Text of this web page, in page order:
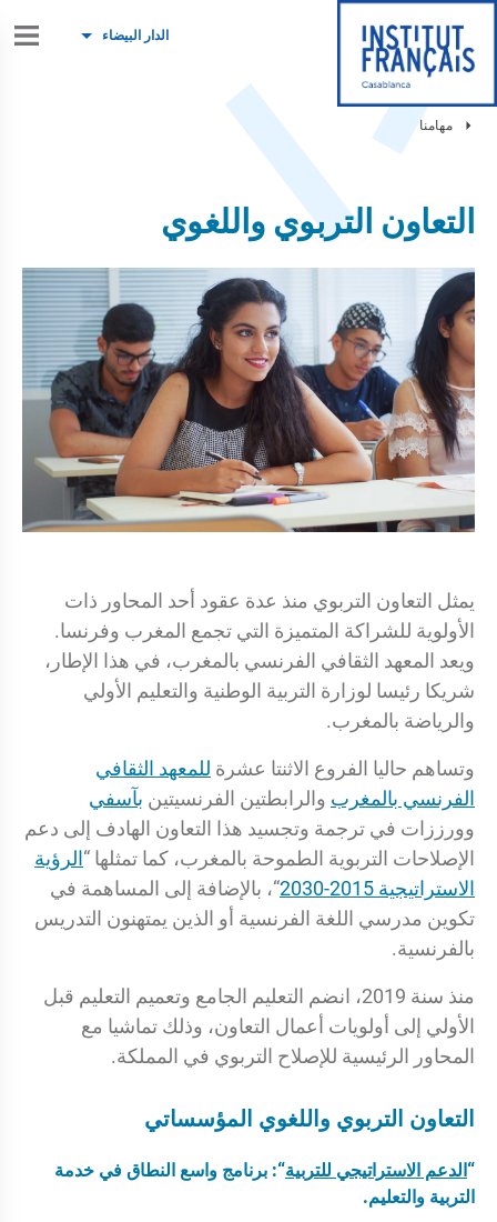
الدار البيضاء
مهامنا
التعاون التربوي واللغوي
يمثل التعاون التربوي منذ عدة عقود أحد المحاور ذات
الأولوية للشراكة المتميزة التي تجمع المغرب وفرنسا.
ويعد المعهد الثقافي الفرنسي بالمغرب، في هذا الإطار،
شريكا رئيسا لوزارة التربية الوطنية والتعليم الأولي
والرياضة بالمغرب.
وتساهم حاليا الفروع الاثنتا عشرة للمعهد الثقافي
الفرنسي بالمغرب والرابطتين الفرنسيتين بآسفي
وورززات في ترجمة وتجسيد هذا التعاون الهادف إلى دعم
الإصلاحات التربوية الطموحة بالمغرب، كما تمثلها “الرؤية
الاستراتيجية 2015-2030
“، بالإضافة إلى المساهمة في
تكوين مدرسي اللغة الفرنسية أو الذين يمتهنون التدريس
بالفرنسية.
منذ سنة 2019، انضم التعليم الجامع وتعميم التعليم قبل
الأولي إلى أولويات أعمال التعاون، وذلك تماشيا مع
المحاور الرئيسية للإصلاح التربوي في المملكة.
التعاون التربوي واللغوي المؤسساتي
“الدعم الاستراتيجي للتربية“: برنامج واسع النطاق في خدمة
التربية والتعليم.